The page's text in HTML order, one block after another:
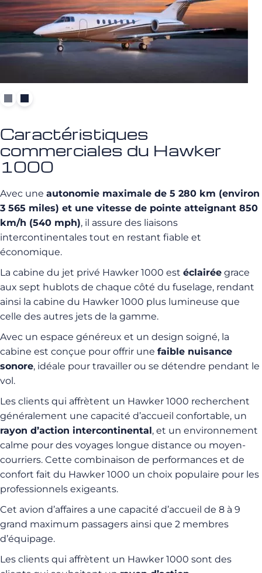
Caractéristiques
commerciales du Hawker
1000
Avec une autonomie maximale de 5 280 km (environ
3 565 miles) et une vitesse de pointe atteignant 850
km/h (540 mph), il assure des liaisons
intercontinentales tout en restant fiable et
économique.
La cabine du jet privé Hawker 1000 est éclairée grace
aux sept hublots de chaque côté du fuselage, rendant
ainsi la cabine du Hawker 1000 plus lumineuse que
celle des autres jets de la gamme.
Avec un espace généreux et un design soigné, la
cabine est conçue pour offrir une faible nuisance
sonore, idéale pour travailler ou se détendre pendant le
vol.
Les clients qui affrètent un Hawker 1000 recherchent
généralement une capacité d’accueil confortable, un
rayon d’action intercontinental, et un environnement
calme pour des voyages longue distance ou moyen-
courriers. Cette combinaison de performances et de
confort fait du Hawker 1000 un choix populaire pour les
professionnels exigeants.
Cet avion d’affaires a une capacité d’accueil de 8 à 9
grand maximum passagers ainsi que 2 membres
d’équipage.
Les clients qui affrètent un Hawker 1000 sont des